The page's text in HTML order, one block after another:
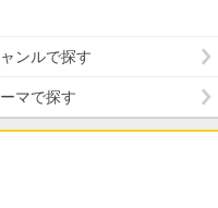
ンルで探す
マで探す